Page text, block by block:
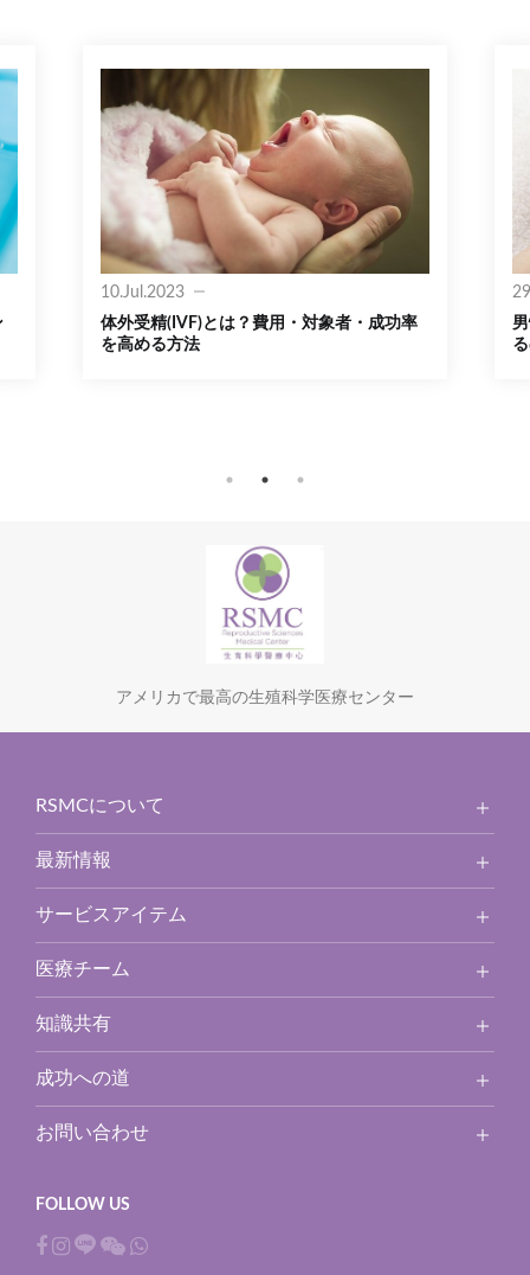
10.Jul.2023
体外受精(IVF)とは？費用・対象者・成功率
を高める方法
アメリカで最高の生殖科学医療センター
RSMCについて
最新情報
サービスアイテム
医療チーム
知識共有
成功への道
お問い合わせ